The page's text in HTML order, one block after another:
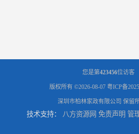
您是第423456位访客
版权所有 ©2026-08-07 粤ICP备
深圳市柏林家政有限公司 保留
技术支持： 八方资源网 免责声明 管